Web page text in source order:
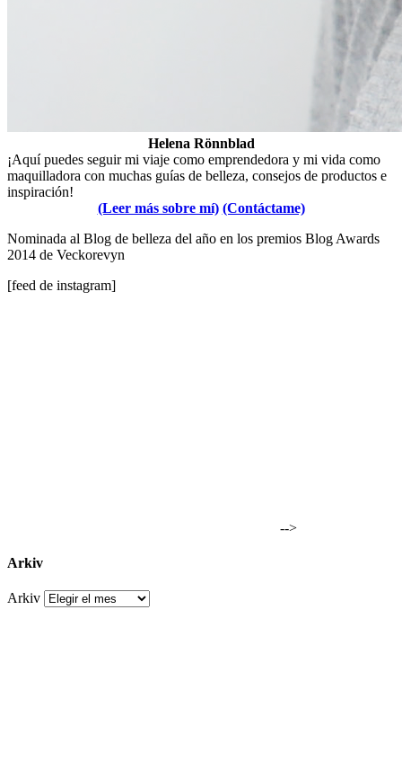
Helena Rönnblad
¡Aquí puedes seguir mi viaje como emprendedora y mi vida como
maquilladora con muchas guías de belleza, consejos de productos e
inspiración!
(Leer más sobre mí) (Contáctame)
Nominada al Blog de belleza del año en los premios Blog Awards
2014 de Veckorevyn
[feed de instagram]
-->
Arkiv
Arkiv